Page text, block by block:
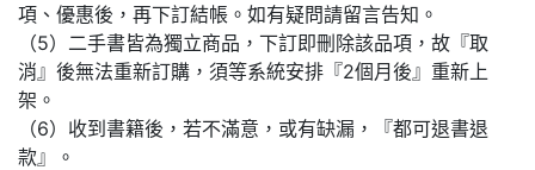
項、優惠後，再下訂結帳。如有疑問請留言告知。
（5）二手書皆為獨立商品，下訂即刪除該品項，故『取
消』後無法重新訂購，須等系統安排『2個月後』重新上
架。
（6）收到書籍後，若不滿意，或有缺漏，『都可退書退
款』。